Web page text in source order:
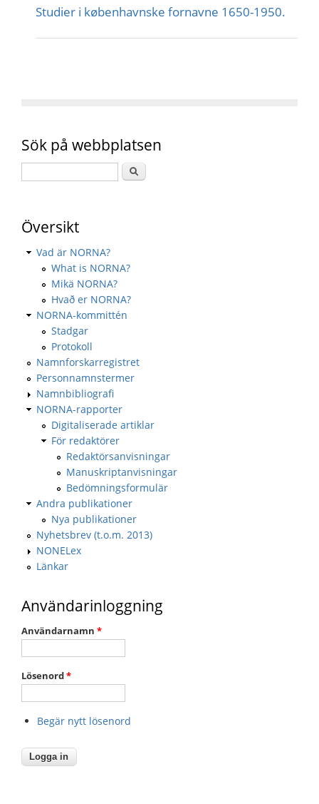
Studier i københavnske fornavne 1650-1950.
Sök på webbplatsen
Översikt
Vad är NORNA?
What is NORNA?
Mikä NORNA?
Hvað er NORNA?
NORNA-kommittén
Stadgar
Protokoll
Namnforskarregistret
Personnamnstermer
Namnbibliografi
NORNA-rapporter
Digitaliserade artiklar
För redaktörer
Redaktörsanvisningar
Manuskriptanvisningar
Bedömningsformulär
Andra publikationer
Nya publikationer
Nyhetsbrev (t.o.m. 2013)
NONELex
Länkar
Användarinloggning
Användarnamn *
Lösenord*
Begär nytt lösenord